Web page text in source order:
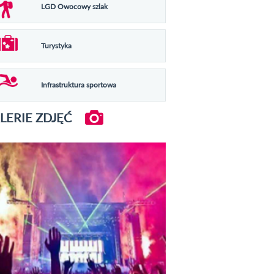
LGD Owocowy szlak
Turystyka
Infrastruktura sportowa
ZDJĘĆ